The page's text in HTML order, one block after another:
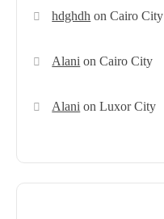
hdghdh onCairo City
Alani onCairo City
Alani onLuxor City